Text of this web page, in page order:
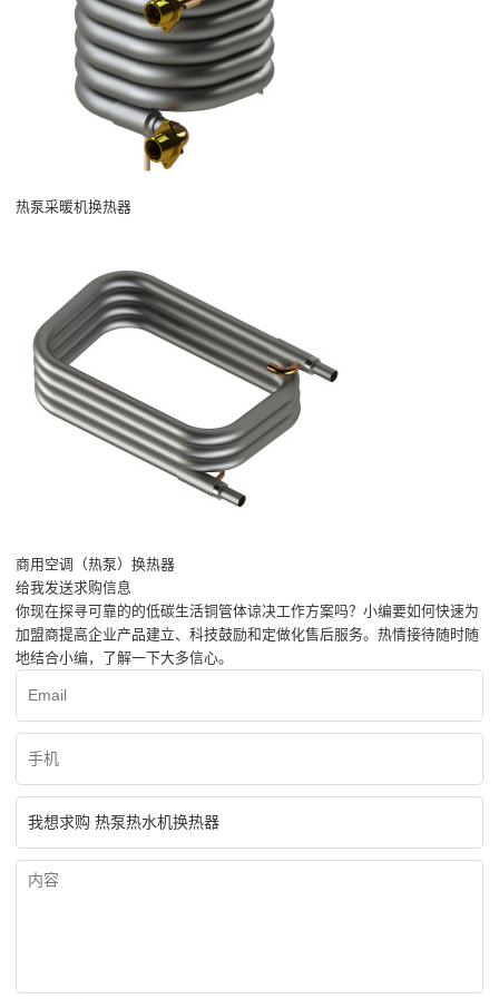
热泵采暖机换热器
商用空调（热泵）换热器
给我发送求购信息
你现在探寻可靠的的低碳生活铜管体谅决工作方案吗？小编要如何快速为
加盟商提高企业产品建立、科技鼓励和定做化售后服务。热情接待随时随
地结合小编，了解一下大多信心。